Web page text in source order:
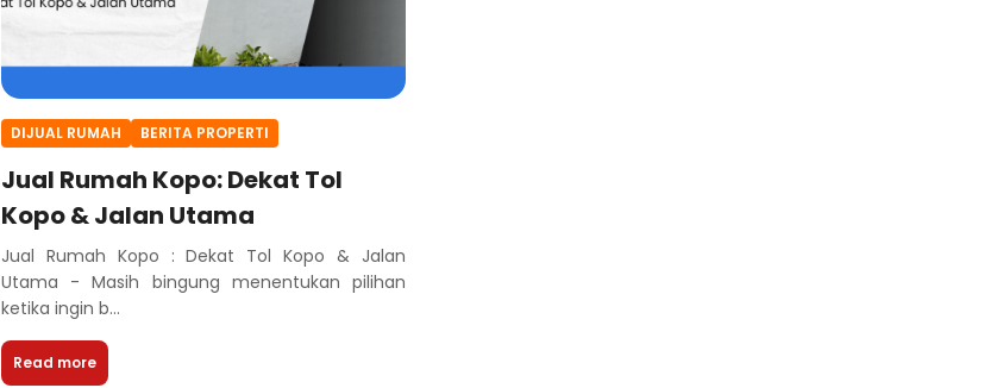
DIJUAL RUMAH BERITA PROPERTI
Jual Rumah Kopo: Dekat Tol
Kopo & Jalan Utama
Jual Rumah Kopo : Dekat Tol Kopo & Jalan
Utama - Masih bingung menentukan pilihan
ketika ingin b...
Read more